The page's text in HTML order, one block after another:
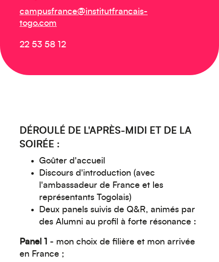
campusfrance@institutfrancais-
togo.com
22 53 58 12
DÉROULÉ DE L'APRÈS-MIDI ET DE LA
SOIRÉE :
Goûter d'accueil
Discours d'introduction (avec
l'ambassadeur de France et les
représentants Togolais)
Deux panels suivis de Q&R, animés par
des Alumni au profil à forte résonance :
Panel 1 - mon choix de filière et mon arrivée
en France ;